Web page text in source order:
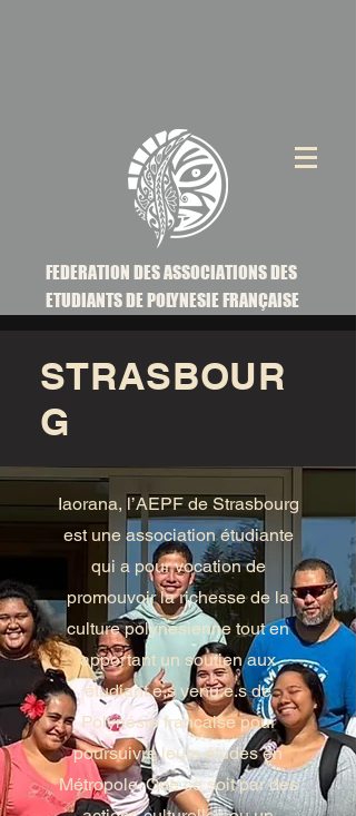
FEDERATION DES ASSOCIATIONS DES
ETUDIANTS DE POLYNESIE FRANÇAISE
STRASBOUR
G
Iaorana, l’AEPF de Strasbourg
est une association étudiante
qui a pour vocation de
promouvoir la richesse de la
culture polynésienne tout en
apportant un soutien aux
étudiant.e.s venu.e.s de
Polynésie française pour
poursuivre leurs études en
Métropole. Que ce soit par des